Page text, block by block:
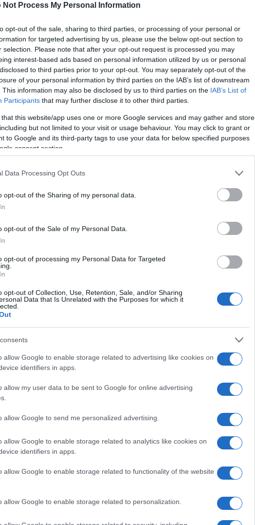
Not Process My Personal Information
opt-out of the sale, sharing to third parties, or processing of your personal or
for targeted advertising by us, please use the below opt-out section to
selection. Please note that after your opt-out request is processed you may
interest-based ads based on personal information utilized by us or personal
to third parties prior to your opt-out. You may separately opt-out of the
of your personal information by third parties on the IAB’s list of downstream
This information may also be disclosed by us to third parties on the IAB’s List of
Participants that may further disclose it to other third parties.
that this website/app uses one or more Google services and may gather and store
but not limited to your visit or usage behaviour. You may click to grant or
to Google and its third-party tags to use your data for below specified purposes
consent section.
Data Processing Opt Outs
opt-out of the Sharing of my personal data.
opt-out of the Sale of my Personal Data.
opt-out of processing my Personal Data for Targeted
opt-out of Collection, Use, Retention, Sale, and/or Sharing
Data that Is Unrelated with the Purposes for which it
allow Google to enable storage related to advertising like cookies on
identifiers in apps.
allow my user data to be sent to Google for online advertising
allow Google to send me personalized advertising.
allow Google to enable storage related to analytics like cookies on
identifiers in apps.
allow Google to enable storage related to functionality of the website
allow Google to enable storage related to personalization.
visione della comunicazione ufficiale
la convocazione di undipartimento
pubblici locali, dellePolitiche agricole e
Urbanistica, Lavori Pubblici e Edilizia, con
e governance territoriale.
citati e specifica la modalità di
aprile 2026 ore 14.30
della partecipazione puntuale e
su elementi strategici relativi alla
alle implicazioni ambientali e urbanistiche
il focus sarà sulPDL 175 Aree Idonee , un
competenze tecniche, agricole e
favorire un approccio coordinato tra le
condivise che possano essere poi